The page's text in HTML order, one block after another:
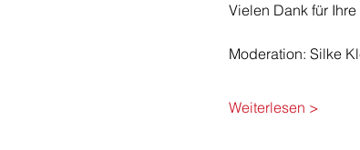
Vielen Dank für
Moderation: Silke
Weiterlesen >